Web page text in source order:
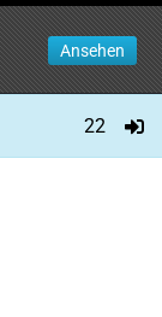
Ansehen
22